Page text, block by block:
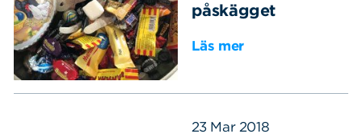
påskägget
Läs mer
23 Mar 2018